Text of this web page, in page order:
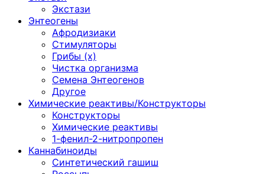
Экстази
Энтеогены
Афродизиаки
Стимуляторы
Грибы (х)
Чистка организма
Семена Энтеогенов
Другое
Химические реактивы/Конструкторы
Конструкторы
Химические реактивы
1-фенил-2-нитропропен
Каннабиноиды
Синтетический гашиш